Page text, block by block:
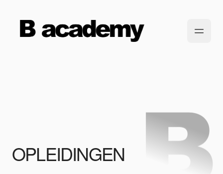
OPLEIDINGEN